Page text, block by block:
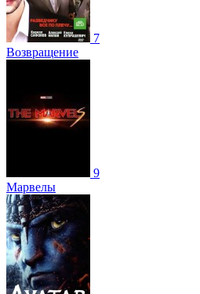
7
Возвращение
9
Марвелы